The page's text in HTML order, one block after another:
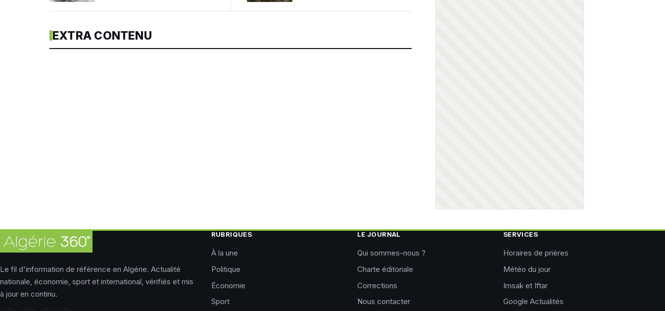
EXTRA CONTENU
Le fil d'information de référence en Algérie. Actualité
nationale, économie, sport et international, vérifiés et mis
à jour en continu.
RUBRIQUES
À la une
Politique
Économie
Sport
LE JOURNAL
Qui sommes-nous ?
Charte éditoriale
Corrections
Nous contacter
SERVICES
Horaires de prières
Météo du jour
Imsak et Iftar
Google Actualités